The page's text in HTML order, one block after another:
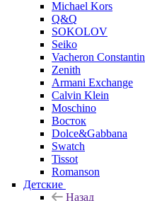
Michael Kors
Q&Q
SOKOLOV
Seiko
Vacheron Constantin
Zenith
Armani Exchange
Calvin Klein
Moschino
Восток
Dolce&Gabbana
Swatch
Tissot
Romanson
Детские
Назад